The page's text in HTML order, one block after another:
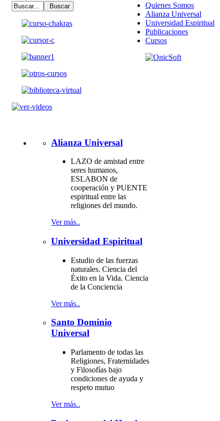
Alianza Universal
LAZO de amistad entre
seres humanos,
ESLABON de
cooperación y PUENTE
espiritual entre las
religiones del mundo.
Ver más..
Universidad Espiritual
Estudio de las fuerzas
naturales. Ciencia del
Éxito en la Vida. Ciencia
de la Conciencia
Ver más..
Santo Dominio
Universal
Parlamento de todas las
Religiones, Fraternidades
y Filosofías bajo
condiciones de ayuda y
respeto mutuo
Ver más..
Quienes Somos
Alianza Universal
Universidad Espiritual
Publicaciones
Cursos